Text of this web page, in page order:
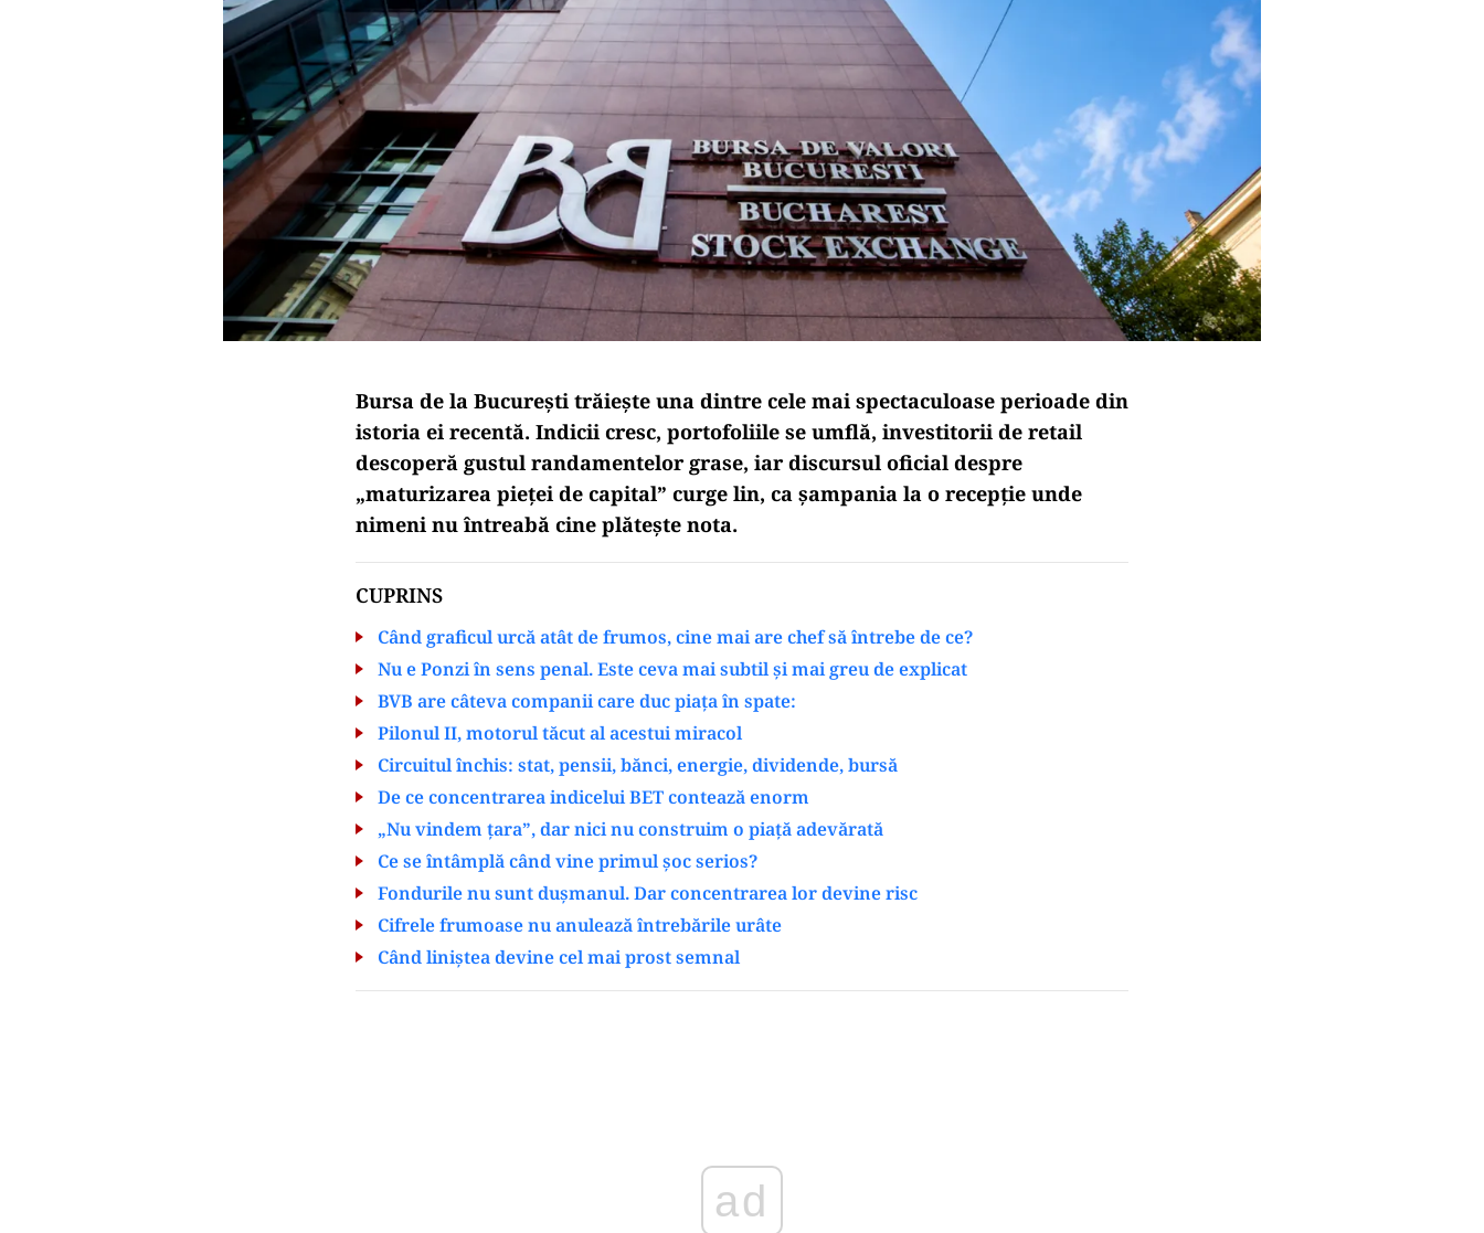
Bursa de la București trăiește una dintre cele mai spectaculoase perioade din
istoria ei recentă. Indicii cresc, portofoliile se umflă, investitorii de retail
descoperă gustul randamentelor grase, iar discursul oficial despre
„maturizarea pieței de capital” curge lin, ca șampania la o recepție unde
nimeni nu întreabă cine plătește nota.
CUPRINS
Când graficul urcă atât de frumos, cine mai are chef să întrebe de ce?
Nu e Ponzi în sens penal. Este ceva mai subtil și mai greu de explicat
BVB are câteva companii care duc piața în spate:
Pilonul II, motorul tăcut al acestui miracol
Circuitul închis: stat, pensii, bănci, energie, dividende, bursă
De ce concentrarea indicelui BET contează enorm
„Nu vindem țara”, dar nici nu construim o piață adevărată
Ce se întâmplă când vine primul șoc serios?
Fondurile nu sunt dușmanul. Dar concentrarea lor devine risc
Cifrele frumoase nu anulează întrebările urâte
Când liniștea devine cel mai prost semnal